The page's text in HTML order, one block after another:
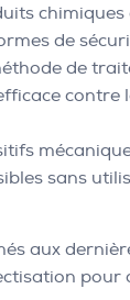
chimiques
de
de
contre
sans
aux
pour